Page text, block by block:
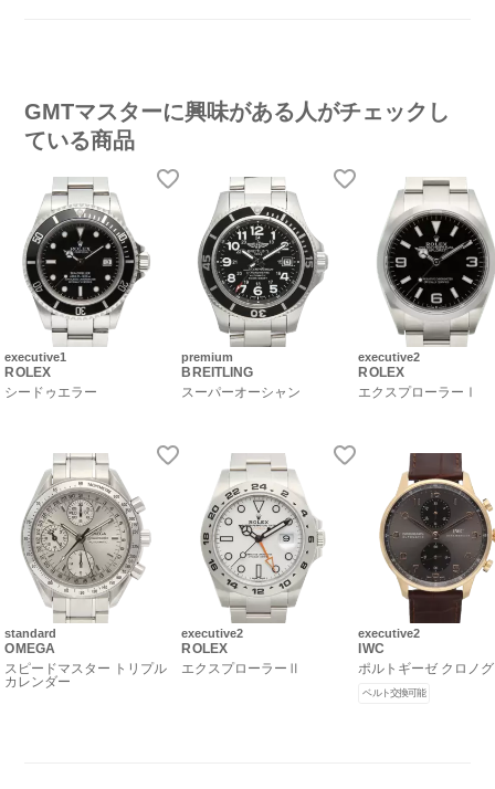
GMTマスターに興味がある人がチェックし
ている商品
executive1
ROLEX
シードゥエラー
standard
OMEGA
スピードマスター トリプル
カレンダー
premium
BREITLING
スーパーオーシャン
executive2
ROLEX
エクスプローラーⅡ
executive2
ROLEX
エクスプローラーⅠ
executive2
IWC
ポルトギーゼ クロノ
ベルト交換可能